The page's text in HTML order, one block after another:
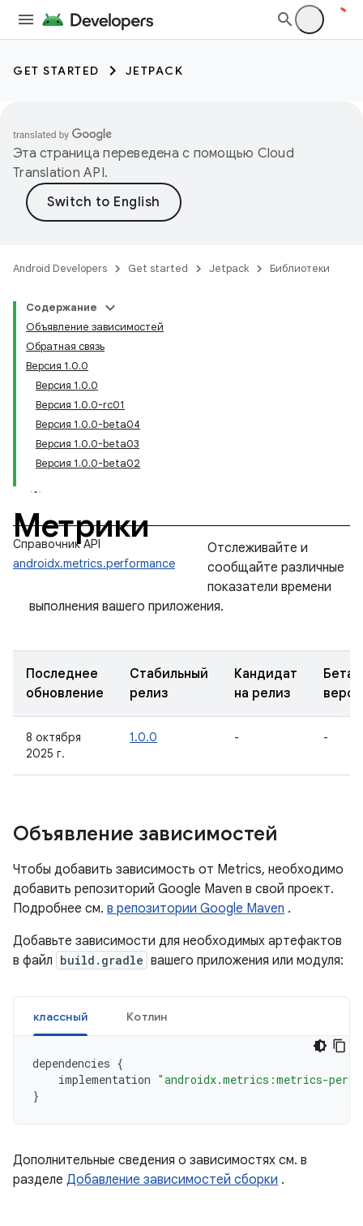
GET STARTED JETPACK
Эта страница переведена с помощью Cloud
Translation API.
Android Developers Get started Jetpack Библиотеки
Содержание
Объявление зависимостей
Обратная связь
Версия 1.0.0
Версия 1.0.0
Версия 1.0.0-rc01
Версия 1.0.0-beta04
Версия 1.0.0-beta03
Версия 1.0.0-beta02
Метрики
Справочник API
androidx.metrics.performance
Отслеживайте и
сообщайте различные
показатели времени
выполнения вашего приложения.
Последнее
обновление
Стабильный
релиз
Кандидат
на релиз
Бета-
8 октября
2025 г.
1.0.0 - -
Объявление зависимостей
Чтобы добавить зависимость от Metrics, необходимо
добавить репозиторий Google Maven в свой проект.
Подробнее см. в репозитории Google Maven .
Добавьте зависимости для необходимых артефактов
в файл build.gradle вашего приложения или модуля:
классный Котлин
dependencies {
implementation "androidx.metrics:metrics-
}
Дополнительные сведения о зависимостях см. в
разделе Добавление зависимостей сборки .